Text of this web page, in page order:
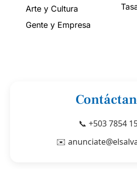
Arte y Cultura
Gente y Empresa
📞 +503 7854
✉️